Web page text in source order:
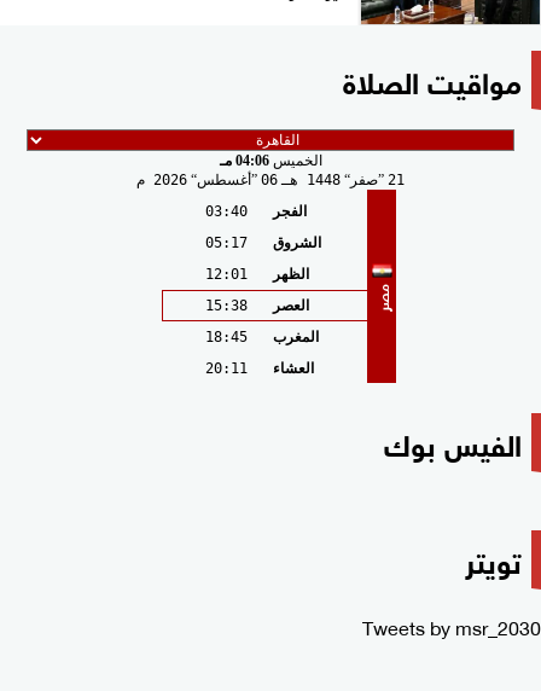
مواقيت الصلاة
الخميس04:06 مـ
21
صفر 1448 هـ 06 أغسطس 2026 م
مصر
الفجر
03:40
الشروق
05:17
الظهر
12:01
العصر
15:38
المغرب
18:45
العشاء
20:11
الفيس بوك
تويتر
Tweets by msr_2030